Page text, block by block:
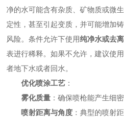
净的水可能含有杂质、矿物质或微
定性，甚至引起变质，并可能增加
风险。条件允许下使用纯净水或去
表进行稀释。如果不允许，建议使
者地下水或者回水。
优化喷涂工艺 ：
雾化质量 ：确保喷枪能产生细
喷射距离与角度 ：典型的喷射